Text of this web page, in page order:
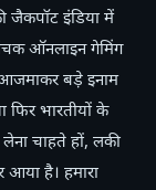
जैकपॉट इंडिया में
ऑनलाइन गेमिंग
आजमाकर बड़े इनाम
भारतीयों के
चाहते हों, लकी
है। हमारा